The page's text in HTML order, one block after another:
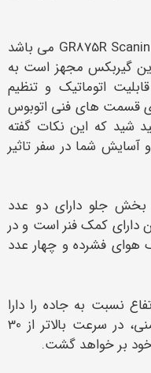
اتوبوس اسکانیا مارال دارای گیربکس GR875R Scanin می باشد
گیربکس مجهز است به
اتوماتیک و تنظیم
ی قسمت های فنی اتوبوس
شید که این نکات گفته
آسایش شما در سفر تاثیر
بخش جلو دارای دو عدد
کمک فنر است و در
فشرده و چهار عدد
نسبت به جاده را دارا
می باشد که با توجه به مسائل ایمنی، در سرعت بالاتر از 30
خود بر خواهد گشت.